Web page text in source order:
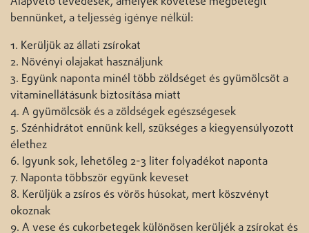
bennünket, a teljesség igénye nélkül:
1. Kerüljük az állati zsírokat
2. Növényi olajakat használjunk
3. Együnk naponta minél több zöldséget és gyümölcsöt a
vitaminellátásunk biztosítása miatt
4. A gyümölcsök és a zöldségek egészségesek
5. Szénhidrátot ennünk kell, szükséges a kiegyensúlyozott
élethez
6. Igyunk sok, lehetőleg 2-3 liter folyadékot naponta
7. Naponta többször együnk keveset
8. Kerüljük a zsíros és vörös húsokat, mert köszvényt
okoznak
9. A vese és cukorbetegek különösen kerüljék a zsírokat és